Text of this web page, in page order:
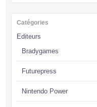
Catégories
Editeurs
Bradygames
Futurepress
Nintendo Power